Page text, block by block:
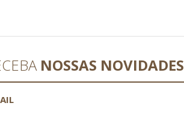
NOSSAS NOVIDADES